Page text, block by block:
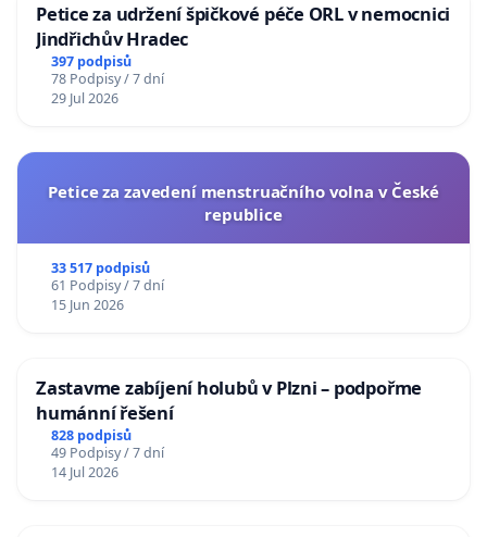
Petice za udržení špičkové péče ORL v nemocnici
Jindřichův Hradec
397 podpisů
78 Podpisy / 7 dní
29 Jul 2026
Petice za zavedení menstruačního volna v České
republice
33 517 podpisů
61 Podpisy / 7 dní
15 Jun 2026
Zastavme zabíjení holubů v Plzni – podpořme
humánní řešení
828 podpisů
49 Podpisy / 7 dní
14 Jul 2026